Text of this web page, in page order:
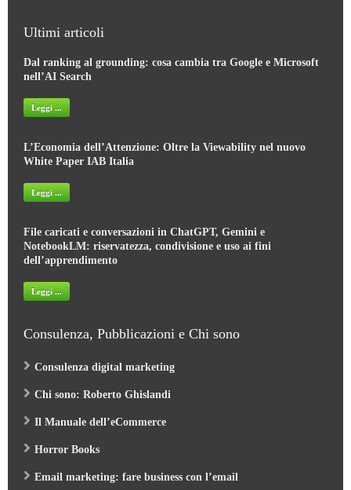
Ultimi articoli
Dal ranking al grounding: cosa cambia tra Google e Microsoft
nell’AI Search
Leggi ...
L’Economia dell’Attenzione: Oltre la Viewability nel nuovo
White Paper IAB Italia
Leggi ...
File caricati e conversazioni in ChatGPT, Gemini e
NotebookLM: riservatezza, condivisione e uso ai fini
dell’apprendimento
Leggi ...
Consulenza, Pubblicazioni e Chi sono
Consulenza digital marketing
Chi sono: Roberto Ghislandi
Il Manuale dell’eCommerce
Horror Books
Email marketing: fare business con l’email